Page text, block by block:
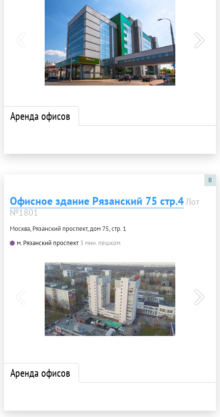
Аренда офисов
B
Офисное здание Рязанский 75 стр.4Лот
№1801
Москва, Рязанский проспект, дом 75, стр. 1
м. Рязанский проспект 3 мин. пешком
Аренда офисов